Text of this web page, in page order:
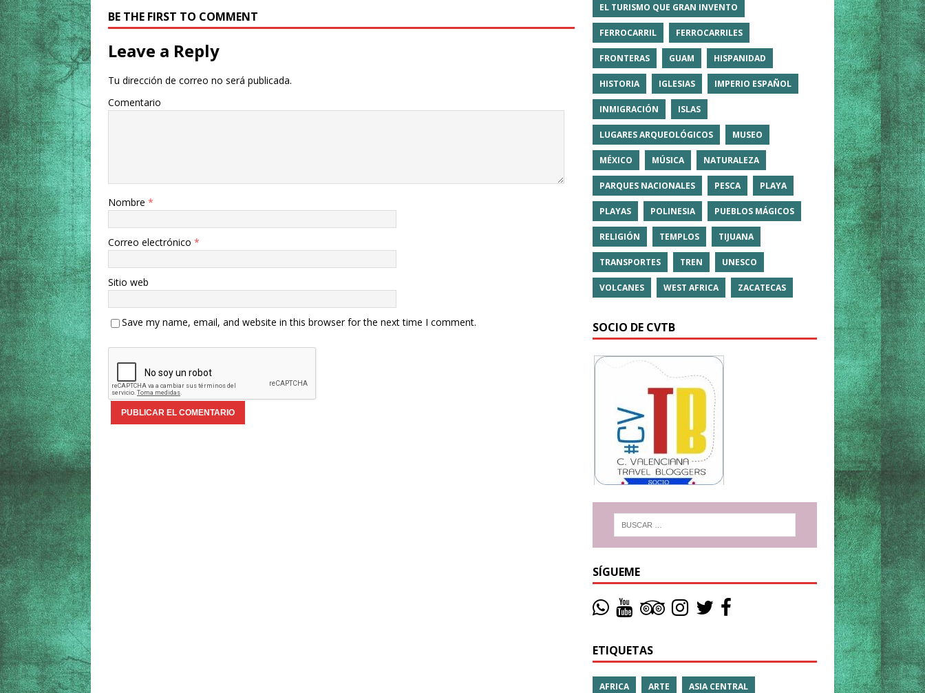
BE THE FIRST TO COMMENT
Leave a Reply
Tu dirección de correo no será publicada.
Comentario
Nombre *
Correo electrónico *
Sitio web
Save my name, email, and website in this browser for the next time I comment.
EL TURISMO QUE GRAN INVENTO
FERROCARRIL FERROCARRILES
FRONTERAS GUAM HISPANIDAD
HISTORIA IGLESIAS IMPERIO ESPAÑOL
INMIGRACIÓN ISLAS
LUGARES ARQUEOLÓGICOS MUSEO
MÉXICO MÚSICA NATURALEZA
PARQUES NACIONALES PESCA PLAYA
PLAYAS POLINESIA PUEBLOS MÁGICOS
RELIGIÓN TEMPLOS TIJUANA
TRANSPORTES TREN UNESCO
VOLCANES WEST AFRICA ZACATECAS
SOCIO DE CVTB
SÍGUEME
ETIQUETAS
AFRICA ARTE ASIA CENTRAL